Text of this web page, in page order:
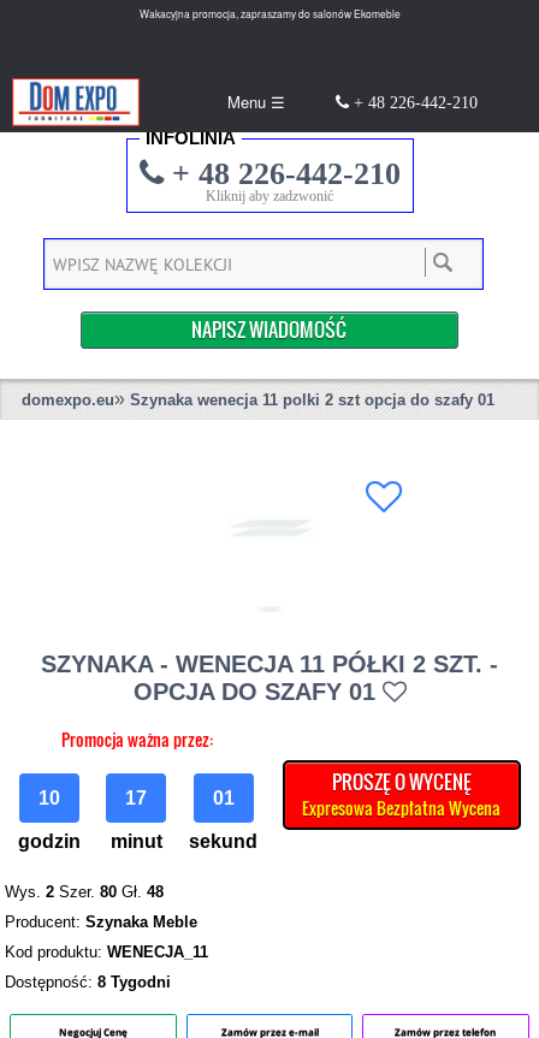
Wakacyjna promocja, zapraszamy do salonów Ekomeble
Menu ☰ + 48 226-442-210
INFOLINIA
+ 48 226-442-210
Kliknij aby zadzwonić
NAPISZ WIADOMOŚĆ
domexpo.eu» Szynaka wenecja 11 polki 2 szt opcja do szafy 01
SZYNAKA - WENECJA 11 PÓŁKI 2 SZT. -
OPCJA DO SZAFY 01
Promocja ważna przez:
10
godzin
17
minut
00
sekund
PROSZĘ O WYCENĘ
Expresowa Bezpłatna Wycena
Wys.2 Szer.80 Gł.48
Producent:Szynaka Meble
Kod produktu:WENECJA_11
Dostępność:8 Tygodni
Negocjuj Cenę Zamów przez e-mail Zamów przez telefon